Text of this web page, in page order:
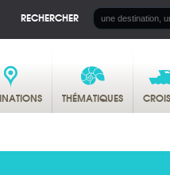
RECHERCHER
THÉMATIQUES